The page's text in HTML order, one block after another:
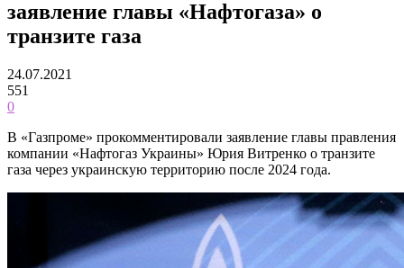
заявление главы «Нафтогаза» о
транзите газа
24.07.2021
551
0
В «Газпроме» прокомментировали заявление главы правления
компании «Нафтогаз Украины» Юрия Витренко о транзите
газа через украинскую территорию после 2024 года.